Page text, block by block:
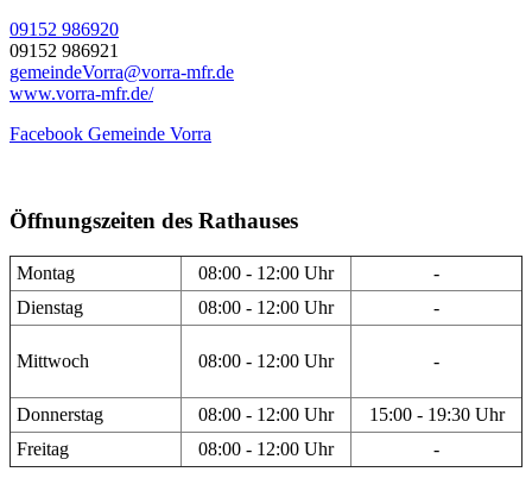
09152 986920
09152 986921
gemeindeVorra@vorra-mfr.de
www.vorra-mfr.de/
Facebook Gemeinde Vorra
Öffnungszeiten des Rathauses
Montag 08:00 - 12:00 Uhr
-
Dienstag
08:00 - 12:00 Uhr -
Mittwoch 08:00 - 12:00 Uhr -
Donnerstag 08:00 - 12:00 Uhr
15:00 - 19:30 Uhr
Freitag
08:00 - 12:00 Uhr -